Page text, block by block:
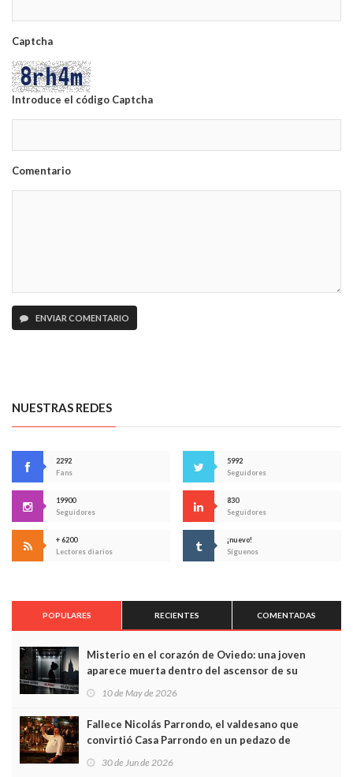
Captcha
Introduce el código Captcha
Comentario
ENVIAR COMENTARIO
NUESTRAS REDES
2292
Fans
5992
Seguidores
19900
Seguidores
830
Seguidores
+ 6200
Lectores diarios
¡nuevo!
Síguenos
POPULARES RECIENTES COMENTADAS
Misterio en el corazón de Oviedo: una joven
aparece muerta dentro del ascensor de su
edificio y las cámaras captan sus últimos minutos
10 de May de 2026
Fallece Nicolás Parrondo, el valdesano que
convirtió Casa Parrondo en un pedazo de
Asturias en Madrid
30 de Jun de 2026